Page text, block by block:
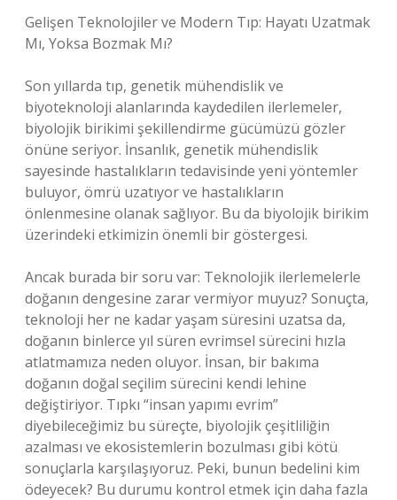
Gelişen Teknolojiler ve Modern Tıp: Hayatı Uzatmak
Mı, Yoksa Bozmak Mı?
Son yıllarda tıp, genetik mühendislik ve
biyoteknoloji alanlarında kaydedilen ilerlemeler,
biyolojik birikimi şekillendirme gücümüzü gözler
önüne seriyor. İnsanlık, genetik mühendislik
sayesinde hastalıkların tedavisinde yeni yöntemler
buluyor, ömrü uzatıyor ve hastalıkların
önlenmesine olanak sağlıyor. Bu da biyolojik birikim
üzerindeki etkimizin önemli bir göstergesi.
Ancak burada bir soru var: Teknolojik ilerlemelerle
doğanın dengesine zarar vermiyor muyuz? Sonuçta,
teknoloji her ne kadar yaşam süresini uzatsa da,
doğanın binlerce yıl süren evrimsel sürecini hızla
atlatmamıza neden oluyor. İnsan, bir bakıma
doğanın doğal seçilim sürecini kendi lehine
değiştiriyor. Tıpkı “insan yapımı evrim”
diyebileceğimiz bu süreçte, biyolojik çeşitliliğin
azalması ve ekosistemlerin bozulması gibi kötü
sonuçlarla karşılaşıyoruz. Peki, bunun bedelini kim
ödeyecek? Bu durumu kontrol etmek için daha fazla